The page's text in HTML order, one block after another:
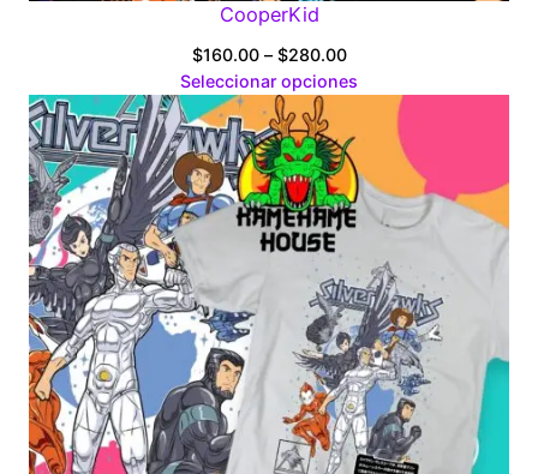
CooperKid
$160.00 – $280.00Price
range:
$160.00
through
$280.00
Seleccionar opciones